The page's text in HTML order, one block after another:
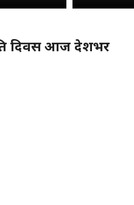
दिवस आज देशभर